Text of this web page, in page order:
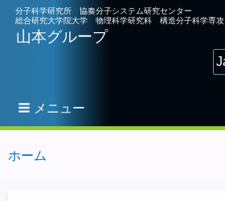
分子科学研究所 協奏分子システム研究センター
総合研究大学院大学 物理科学研究科 構造分子科学専攻
山本グループ
メニュー
パ
You
ホーム